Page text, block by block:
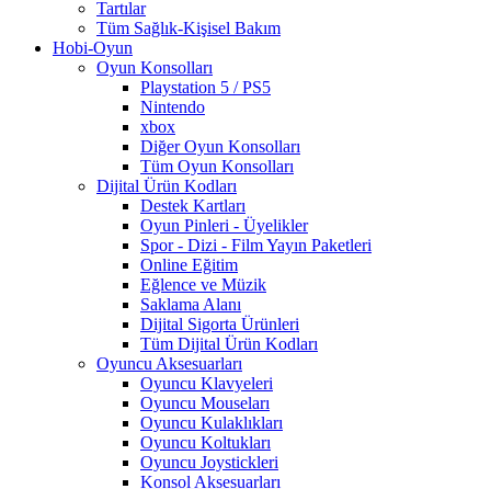
Tartılar
Tüm Sağlık-Kişisel Bakım
Hobi-Oyun
Oyun Konsolları
Playstation 5 / PS5
Nintendo
xbox
Diğer Oyun Konsolları
Tüm Oyun Konsolları
Dijital Ürün Kodları
Destek Kartları
Oyun Pinleri - Üyelikler
Spor - Dizi - Film Yayın Paketleri
Online Eğitim
Eğlence ve Müzik
Saklama Alanı
Dijital Sigorta Ürünleri
Tüm Dijital Ürün Kodları
Oyuncu Aksesuarları
Oyuncu Klavyeleri
Oyuncu Mouseları
Oyuncu Kulaklıkları
Oyuncu Koltukları
Oyuncu Joystickleri
Konsol Aksesuarları